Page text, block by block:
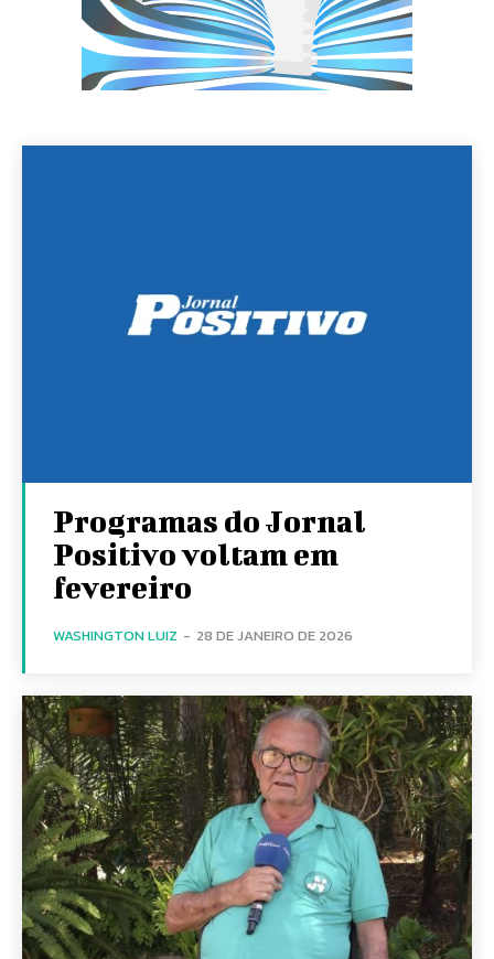
Programas do Jornal
Positivo voltam em
fevereiro
WASHINGTON LUIZ - 28 DE JANEIRO DE 2026